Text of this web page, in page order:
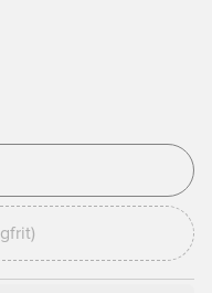
tilmelde dig som medlem